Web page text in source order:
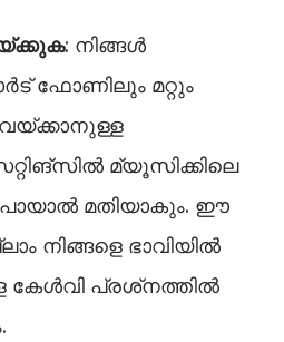
: നിങ്ങള്‍
ഫോണിലും മറ്റും
വയ്ക്കാനുള്ള
മ്യൂസിക്കിലെ
പോയാല്‍ മതിയാകും. ഈ
നിങ്ങളെ ഭാവിയില്‍
കേള്‍വി പ്രശ്‌നത്തില്‍